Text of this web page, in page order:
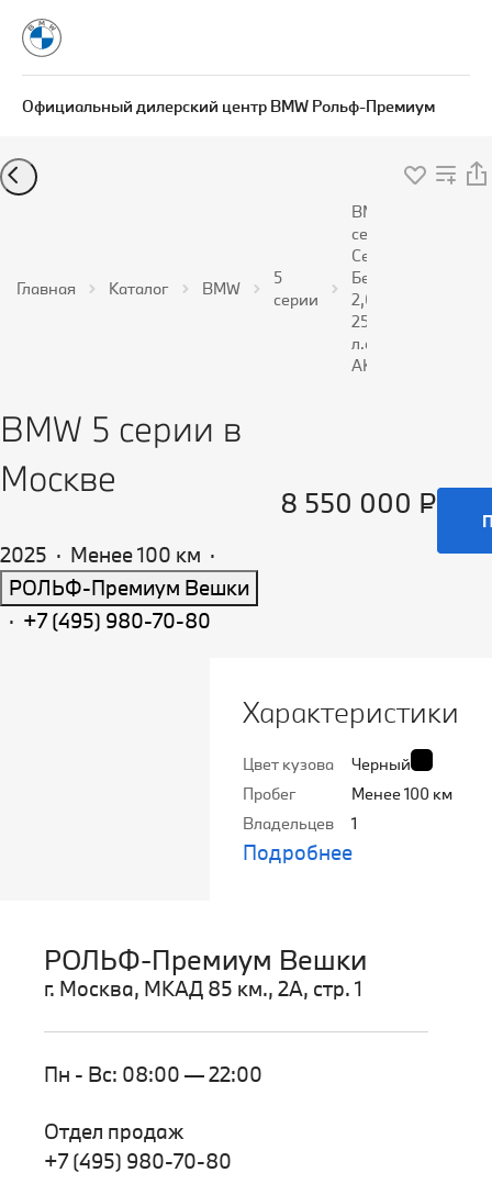
Официальный дилерский центр BMW Рольф-Премиум
Главная Каталог BMW
5
серии
BMW 5
серии
Седан
Бензин
2,0 л
258
л.с.
АКПП
BMW 5 серии в
Москве
2025 · Менее 100 км ·
РОЛЬФ-Премиум Вешки
·
+7 (495) 980-70-80
8 550 000 ₽
Характеристики
Цвет кузова
Черный
Пробег
Менее 100 км
Владельцев
1
Подробнее
РОЛЬФ-Премиум Вешки
г. Москва, МКАД 85 км., 2А, стр. 1
Пн - Вс: 08:00 — 22:00
Отдел продаж
+7 (495) 980-70-80